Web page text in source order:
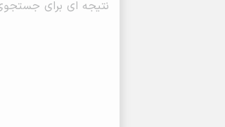
نتیجه ای برای